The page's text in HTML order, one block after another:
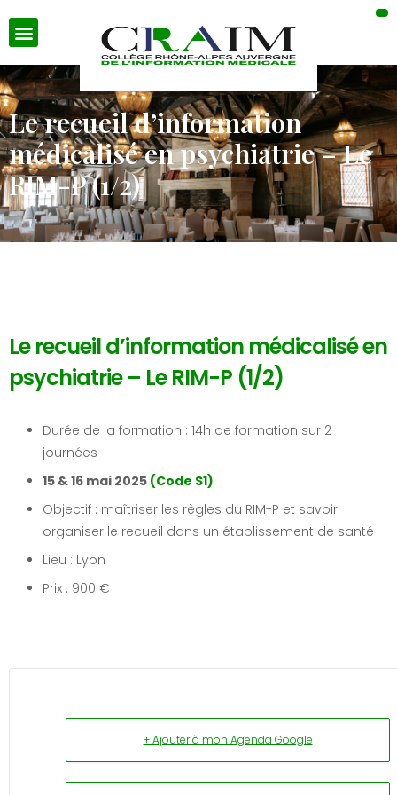
Le recueil d’information
médicalisé en psychiatrie – Le
RIM-P (1/2)
Le recueil d’information médicalisé en
psychiatrie – Le RIM-P (1/2)
Durée de la formation : 14h de formation sur 2
journées
15 & 16 mai 2025 (Code S1)
Objectif : maîtriser les règles du RIM-P et savoir
organiser le recueil dans un établissement de santé
Lieu : Lyon
Prix : 900 €
+ Ajouter à mon Agenda Google